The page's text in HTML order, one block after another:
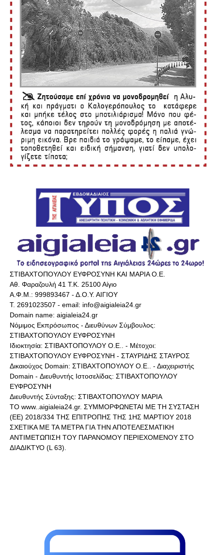
ΣΤΙΒΑΧΤΟΠΟΥΛΟΥ ΕΥΦΡΟΣΥΝΗ ΚΑΙ ΜΑΡΙΑ Ο.Ε.
Αθ. Φαραζουλή 41 Τ.Κ. 25100 Αίγιο
Α.Φ.Μ.: 999893467 - Δ.Ο.Υ. ΑΙΓΙΟΥ
Τ. 2691023507 - email: info@aigialeia24.gr
Domain name: aigialeia24.gr
Νόμιμος Εκπρόσωπος - Διευθύνων Σύμβουλος:
ΣΤΙΒΑΧΤΟΠΟΥΛΟΥ ΕΥΦΡΟΣΥΝΗ
Ιδιοκτησία: ΣΤΙΒΑΧΤΟΠΟΥΛΟΥ Ο.Ε.. - Μέτοχοι:
ΣΤΙΒΑΧΤΟΠΟΥΛΟΥ ΕΥΦΡΟΣΥΝΗ - ΣΤΑΥΡΙΔΗΣ ΣΤΑΥΡΟΣ
Δικαιούχος Domain: ΣΤΙΒΑΧΤΟΠΟΥΛΟΥ Ο.Ε.. - Διαχειριστής
Domain - Διευθυντής Ιστοσελίδας: ΣΤΙΒΑΧΤΟΠΟΥΛΟΥ
ΕΥΦΡΟΣΥΝΗ
Διευθυντής Σύνταξης: ΣΤΙΒΑΧΤΟΠΟΥΛΟΥ ΜΑΡΙΑ
ΤΟ www..aigialeia24.gr. ΣΥΜΜΟΡΦΩΝΕΤΑΙ ΜΕ ΤΗ ΣΥΣΤΑΣΗ
(ΕΕ) 2018/334 ΤΗΣ ΕΠΙΤΡΟΠΗΣ ΤΗΣ 1ΗΣ ΜΑΡΤΙΟΥ 2018
ΣΧΕΤΙΚΑ ΜΕ ΤΑ ΜΕΤΡΑ ΓΙΑ ΤΗΝ ΑΠΟΤΕΛΕΣΜΑΤΙΚΗ
ΑΝΤΙΜΕΤΩΠΙΣΗ ΤΟΥ ΠΑΡΑΝΟΜΟΥ ΠΕΡΙΕΧΟΜΕΝΟΥ ΣΤΟ
ΔΙΑΔΙΚΤΥΟ (L 63).